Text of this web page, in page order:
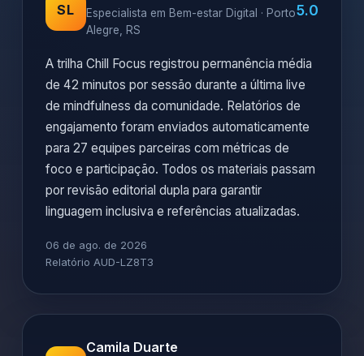
SL
Especialista em Bem-estar Digital · Porto
Alegre, RS
5.0
A trilha Chill Focus registrou permanência média
de 42 minutos por sessão durante a última live
de mindfulness da comunidade. Relatórios de
engajamento foram enviados automaticamente
para 27 equipes parceiras com métricas de
foco e participação. Todos os materiais passam
por revisão editorial dupla para garantir
linguagem inclusiva e referências atualizadas.
06 de ago. de 2026
Relatório AUD-LZ8T3
Camila Duarte